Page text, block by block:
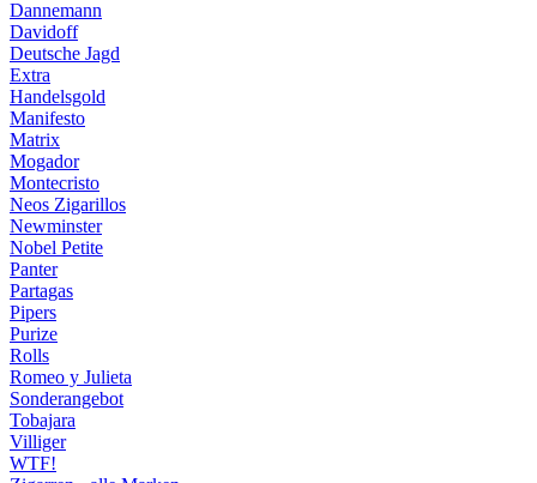
Dannemann
Davidoff
Deutsche Jagd
Extra
Handelsgold
Manifesto
Matrix
Mogador
Montecristo
Neos Zigarillos
Newminster
Nobel Petite
Panter
Partagas
Pipers
Purize
Rolls
Romeo y Julieta
Sonderangebot
Tobajara
Villiger
WTF!